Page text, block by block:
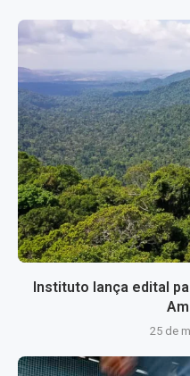
Instituto lança edital
25 de